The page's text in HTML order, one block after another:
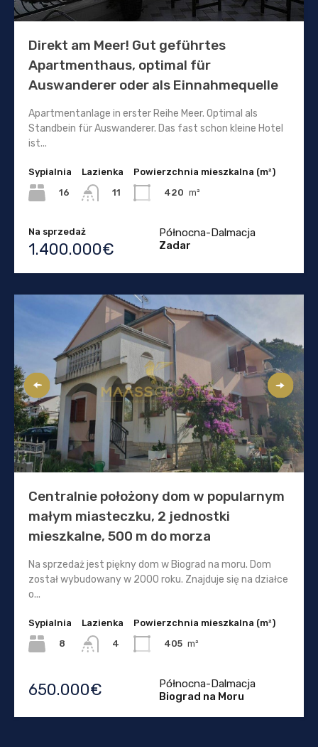
Direkt am Meer! Gut geführtes
Apartmenthaus, optimal für
Auswanderer oder als Einnahmequelle
Apartmentanlage in erster Reihe Meer. Optimal als
Standbein für Auswanderer. Das fast schon kleine Hotel
ist...
Sypialnia
16
Lazienka
11
Powierzchnia mieszkalna (m²)
420 m²
Na sprzedaż
1.400.000€
Północna-Dalmacja
Zadar
Centralnie położony dom w popularnym
małym miasteczku, 2 jednostki
mieszkalne, 500 m do morza
Na sprzedaż jest piękny dom w Biograd na moru. Dom
został wybudowany w 2000 roku. Znajduje się na działce
o...
Sypialnia
8
Lazienka
4
Powierzchnia mieszkalna (m²)
405 m²
650.000€
Północna-Dalmacja
Biograd na Moru